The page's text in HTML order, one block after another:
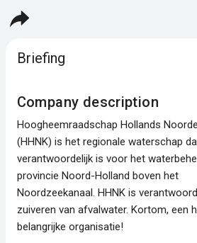
Briefing
Company description
Hoogheemraadschap Hollands
(HHNK) is het regionale waterschap
verantwoordelijk is voor het
provincie Noord-Holland boven het
Noordzeekanaal. HHNK is
zuiveren van afvalwater. Kortom, een
belangrijke organisatie!